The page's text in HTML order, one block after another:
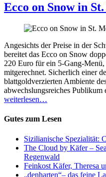
Ecco on Snow in
Angesichts der Preise in der
bereitet das Ecco on Snow
220 Euro für ein 5-Gang-
mitgerechnet. Sicherlich einer
blattgoldverzierten Ambiente
abwechslungsreiches
weiterlesen…
Gutes zum Lesen
Sizilianische Spezialität:
The Cloud by Käfer –
Regenwald
Feinkost Käfer, Theresa
„denharten“– das feine